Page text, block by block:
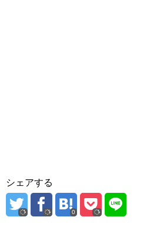
シェアする
0